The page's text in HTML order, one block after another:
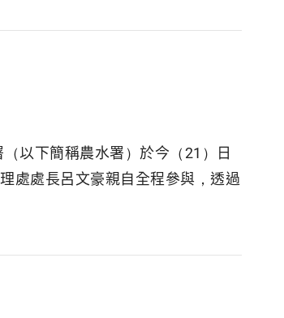
以下簡稱農水署）於今（21）日
處處長呂文豪親自全程參與，透過